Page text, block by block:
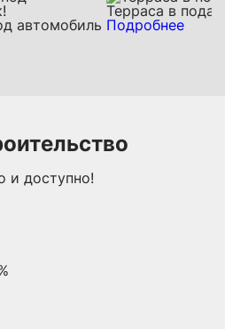
автомобиль
Терраса в
Подробнее
и доступно!